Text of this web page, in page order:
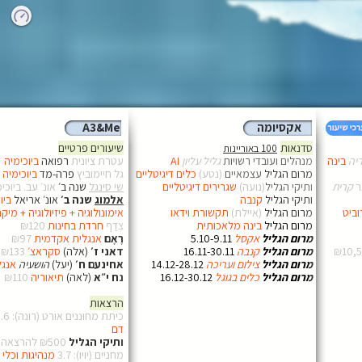
שיעורים פרטיים
עטרת ציונית רפואהביוכימיה
גל חיימוביץ פרה-מד
שי סינגל שנה ב׳ אונ׳ עב.
אלמוג שנה ב׳ אונ׳ אריאל
אימונולוגיה + פיזיולוגיה +
צְדַף חרדת בחינות
רֶאֶם אנגלית אקדמית
דאני ז׳ (אלה) סקראצ׳ ₪133
אחינעם ח׳ (יעל) הושעיה
נח י״א (לאה) תיאוריה ₪110
הרצאות
כיתת מחוּננים אורט (רונה): 8.6
דם
ותיקי הגליל ₪500 להרצאה
מחניים (יויו): 3.7
מנהיגות
סדנאות
מנהלים ועובדי רשויותגליל עליון AI
מרום הגליל עצמאיים (נטע) כלים דיגיטליים
ותיקי הגליל(נועה) שגרירים דיגיטליים
ותיקי הגליל קנבה
מרום הגליל (איילת) תקשורת וידאו
מרום הגליל בינה מלאכותית
מרום הגליל אקסל
מרום הגליל קנבה 16.11-30.11
מרום הגלילצילום ועריכה 14.12-28.12
מרום הגליל כלים בגוגל 16.12-30.12
בינה
קרית
אקסיומה A3&Me
100 באוריינות